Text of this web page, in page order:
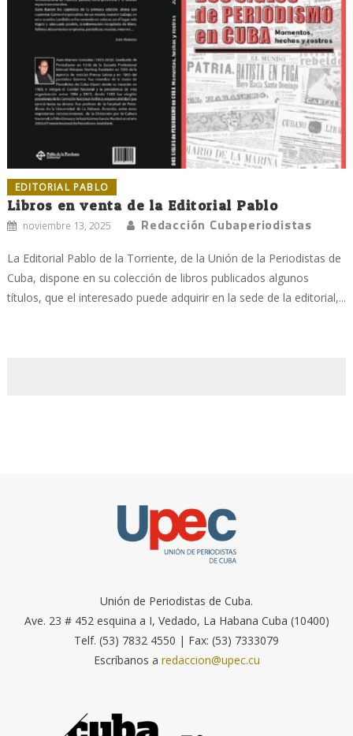
EDITORIAL PABLO
Libros en venta de la Editorial Pablo
noviembre 13, 2025 Redacción Cubaperiodistas
La Editorial Pablo de la Torriente, de la Unión de la Periodistas de
Cuba, dispone en su colección de libros publicados algunos
títulos, que el interesado puede adquirir en la sede de la editorial,...
Unión de Periodistas de Cuba.
Ave. 23 # 452 esquina a I, Vedado, La Habana Cuba (10400)
Telf. (53) 7832 4550 | Fax: (53) 7333079
Escríbanos a redaccion@upec.cu